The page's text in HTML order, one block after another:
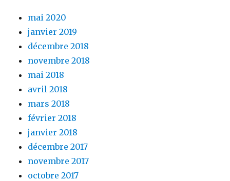
mai 2020
janvier 2019
décembre 2018
novembre 2018
mai 2018
avril 2018
mars 2018
février 2018
janvier 2018
décembre 2017
novembre 2017
octobre 2017